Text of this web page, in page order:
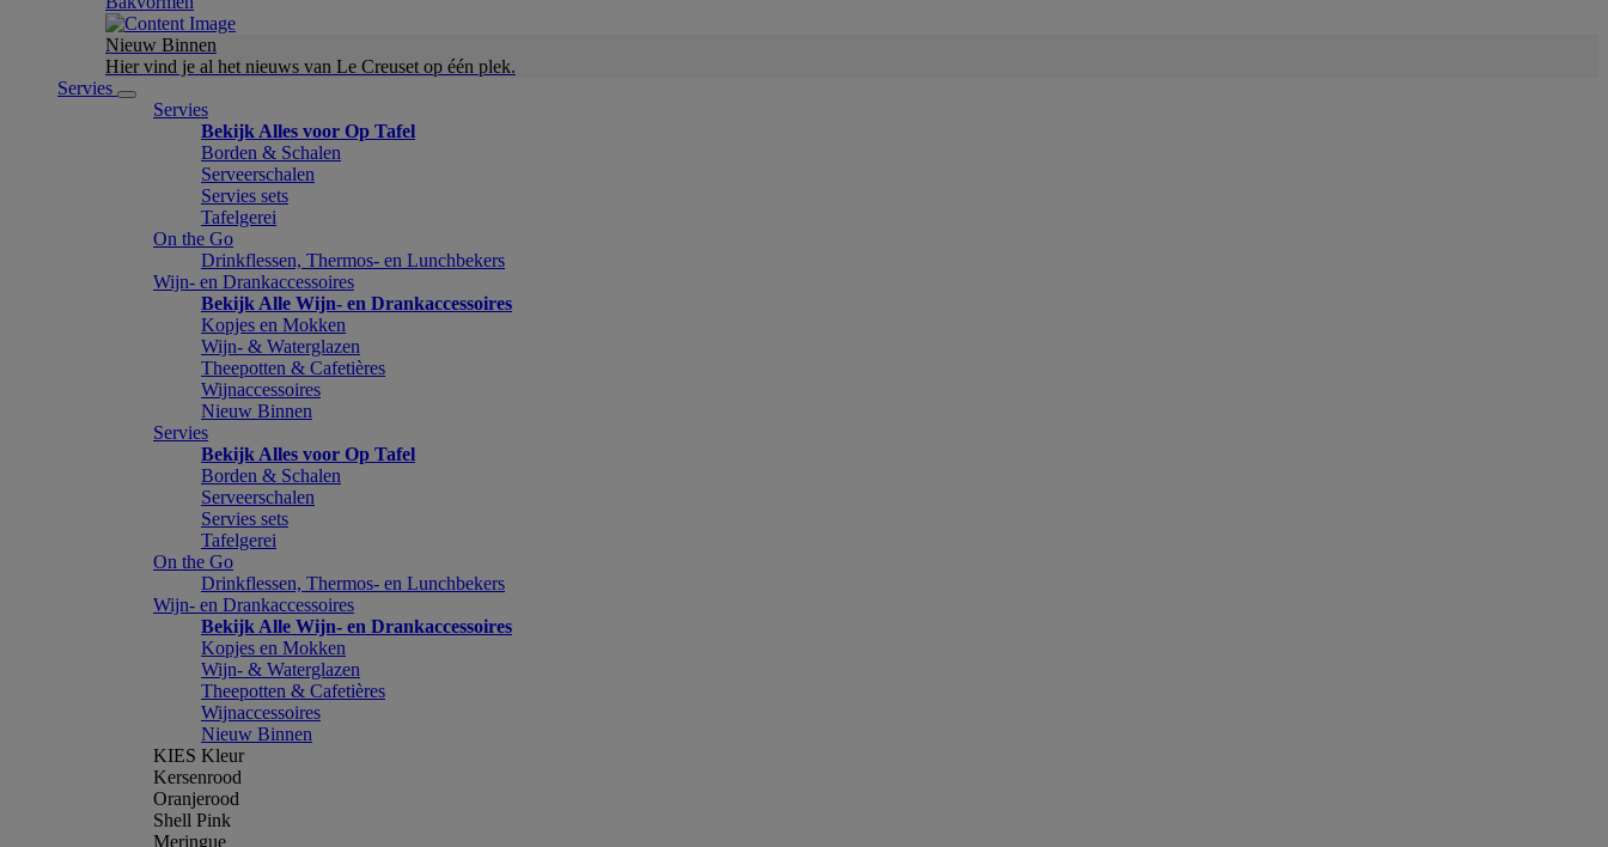
Nieuw Binnen
Hier vind je al het nieuws van Le Creuset op één plek.
Servies
Servies
Bekijk Alles voor Op Tafel
Borden & Schalen
Serveerschalen
Servies sets
Tafelgerei
On the Go
Drinkflessen, Thermos- en Lunchbekers
Wijn- en Drankaccessoires
Bekijk Alle Wijn- en Drankaccessoires
Kopjes en Mokken
Wijn- & Waterglazen
Theepotten & Cafetières
Wijnaccessoires
Nieuw Binnen
Servies
Bekijk Alles voor Op Tafel
Borden & Schalen
Serveerschalen
Servies sets
Tafelgerei
On the Go
Drinkflessen, Thermos- en Lunchbekers
Wijn- en Drankaccessoires
Bekijk Alle Wijn- en Drankaccessoires
Kopjes en Mokken
Wijn- & Waterglazen
Theepotten & Cafetières
Wijnaccessoires
Nieuw Binnen
KIES Kleur
Kersenrood
Oranjerood
Shell Pink
Meringue